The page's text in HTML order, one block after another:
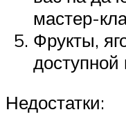
мастер-
Фрукты,
доступной
Недостатки: